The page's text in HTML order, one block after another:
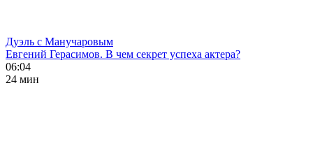
Дуэль с Манучаровым
Евгений Герасимов. В чем секрет успеха актера?
06:04
24 мин